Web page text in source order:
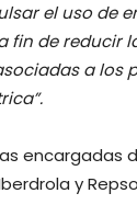
el uso de
fin de reducir
a los
encargadas
y